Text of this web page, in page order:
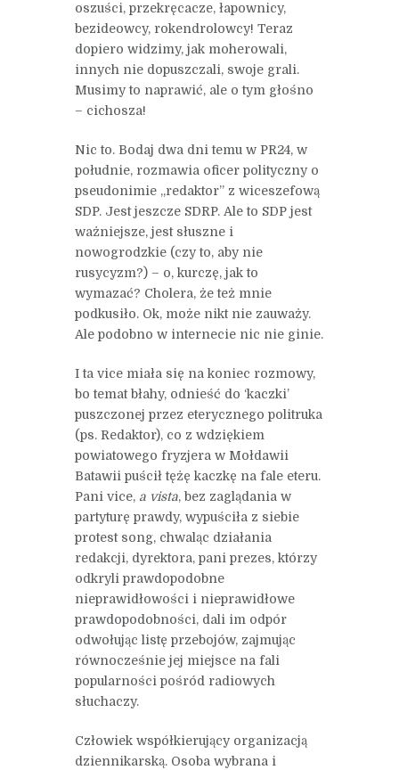
oszuści, przekręcacze, łapownicy,
bezideowcy, rokendrolowcy! Teraz
dopiero widzimy, jak moherowali,
innych nie dopuszczali, swoje grali.
Musimy to naprawić, ale o tym głośno
– cichosza!
Nic to. Bodaj dwa dni temu w PR24, w
południe, rozmawia oficer polityczny o
pseudonimie „redaktor” z wiceszefową
SDP. Jest jeszcze SDRP. Ale to SDP jest
ważniejsze, jest słuszne i
nowogrodzkie (czy to, aby nie
rusycyzm?) – o, kurczę, jak to
wymazać? Cholera, że też mnie
podkusiło. Ok, może nikt nie zauważy.
Ale podobno w internecie nic nie ginie.
I ta vice miała się na koniec rozmowy,
bo temat błahy, odnieść do ‘kaczki’
puszczonej przez eterycznego politruka
(ps. Redaktor), co z wdziękiem
powiatowego fryzjera w Mołdawii
Batawii puścił tężę kaczkę na fale eteru.
Pani vice, a vista, bez zaglądania w
partyturę prawdy, wypuściła z siebie
protest song, chwaląc działania
redakcji, dyrektora, pani prezes, którzy
odkryli prawdopodobne
nieprawidłowości i nieprawidłowe
prawdopodobności, dali im odpór
odwołując listę przebojów, zajmując
równocześnie jej miejsce na fali
popularności pośród radiowych
słuchaczy.
Człowiek współkierujący organizacją
dziennikarską. Osoba wybrana i